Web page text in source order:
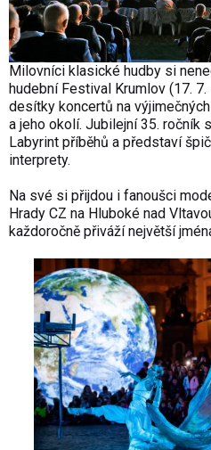
Milovníci klasické hudby si
hudební Festival Krumlov (17.
desítky koncertů na
a jeho okolí. Jubilejní 35. ročník
Labyrint příběhů a představí
interprety.
Na své si přijdou i fanoušci
Hrady CZ na Hluboké nad
každoročně přiváží největší